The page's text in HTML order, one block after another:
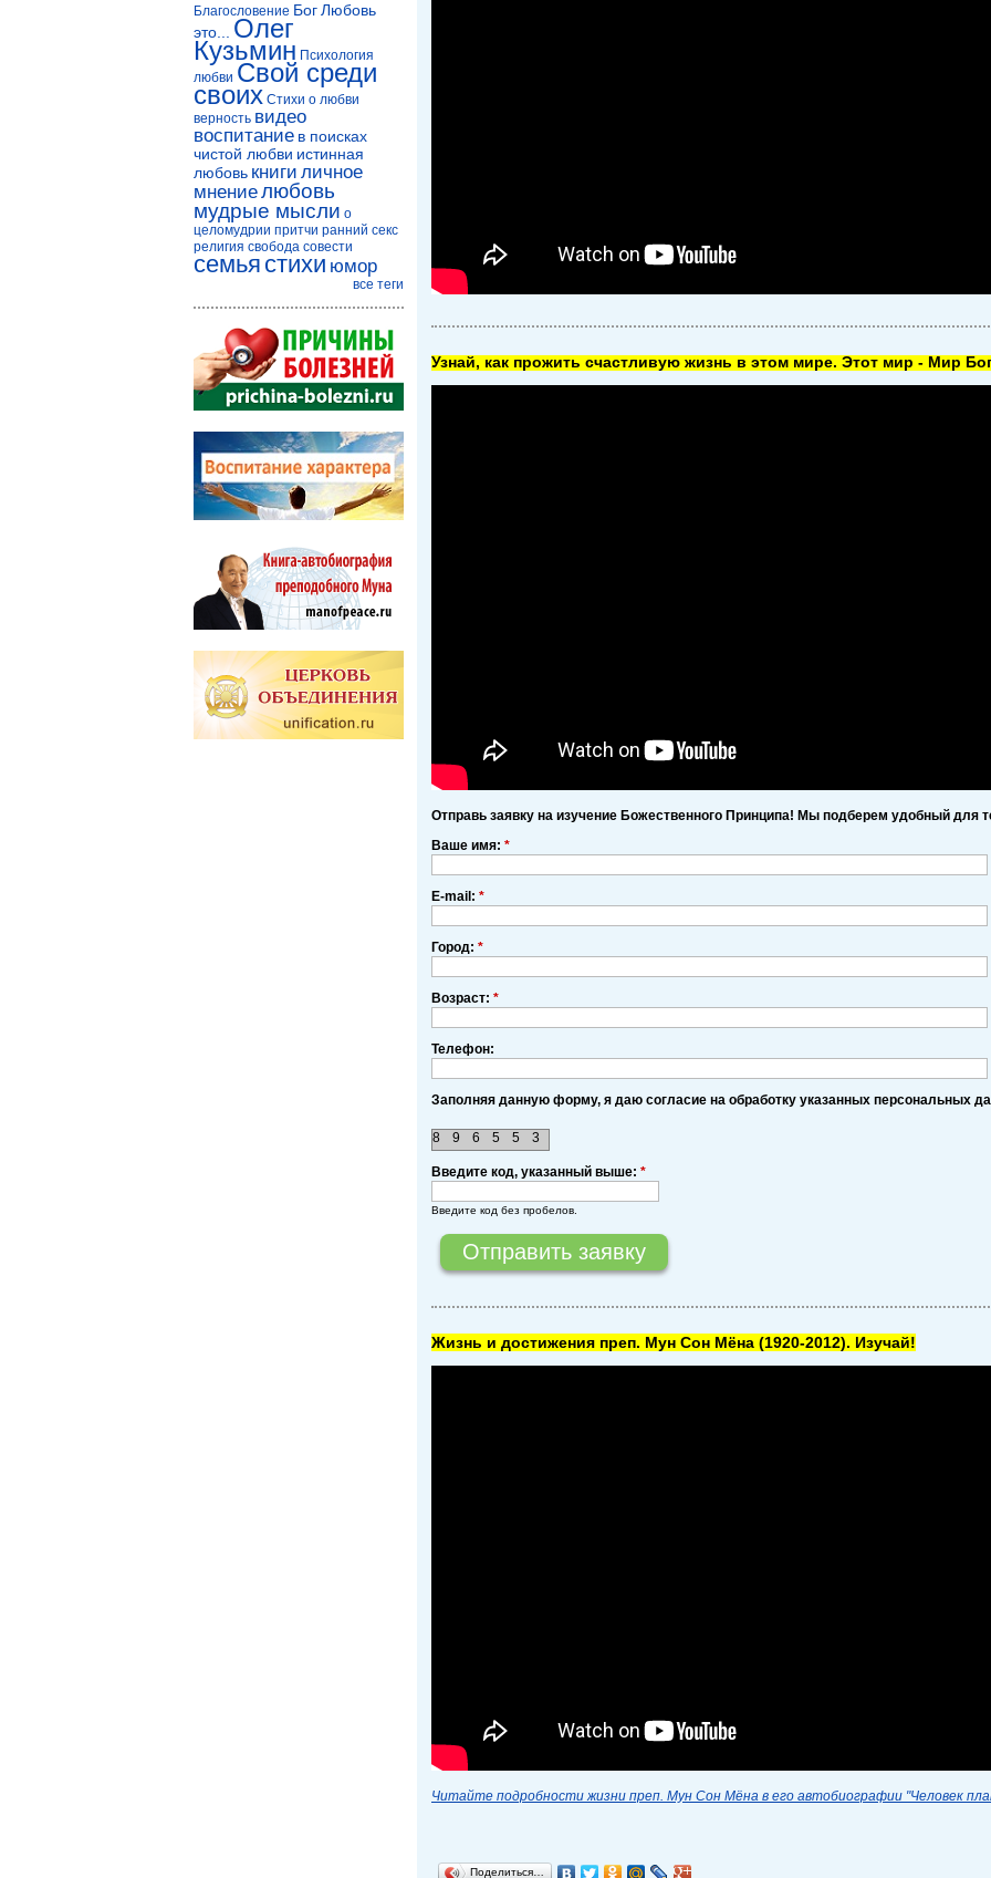
Узнай, как прожить счастливую жизнь в этом мире. Этот мир - Мир
Отправь заявку на изучение Божественного Принципа! Мы подберем удобный для
Ваше имя: *
E-mail: *
Город: *
Возраст: *
Телефон:
Заполняя данную форму, я даю согласие на обработку указанных персональных
3
5
5
6
9
8
Введите код, указанный выше: *
Введите код без пробелов.
Жизнь и достижения преп. Мун Сон Мёна (1920-2012). Изучай!
Читайте подробности жизни преп. Мун Сон Мёна в его автобиографии "Человек
Поделиться…
Благословение БогЛюбовь
это...
Олег
Кузьмин Психология
любви Свой среди
своих Стихи о любви
верность видео
воспитание в поисках
чистой любви истинная
любовь книги личное
мнениелюбовь
мудрые мысли о
целомудрии притчи ранний секс
религия свобода совести
семья стихи юмор
все теги